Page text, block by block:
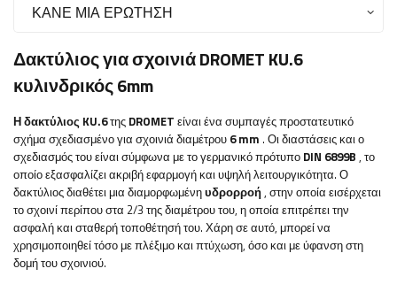
ΚΆΝΕ ΜΙΑ ΕΡΏΤΗΣΗ
Δακτύλιος για σχοινιά DROMET KU.6
κυλινδρικός 6mm
Η δακτύλιος KU.6της DROMET είναι ένα συμπαγές προστατευτικό
σχήμα σχεδιασμένο για σχοινιά διαμέτρου 6 mm . Οι διαστάσεις και ο
σχεδιασμός του είναι σύμφωνα με το γερμανικό πρότυπο DIN 6899B , το
οποίο εξασφαλίζει ακριβή εφαρμογή και υψηλή λειτουργικότητα. Ο
δακτύλιος διαθέτει μια διαμορφωμένηυδρορροή, στην οποία εισέρχεται
το σχοινί περίπου στα 2/3 της διαμέτρου του, η οποία επιτρέπει την
ασφαλή και σταθερή τοποθέτησή του. Χάρη σε αυτό, μπορεί να
χρησιμοποιηθεί τόσο με πλέξιμο και πτύχωση, όσο και με ύφανση στη
δομή του σχοινιού.